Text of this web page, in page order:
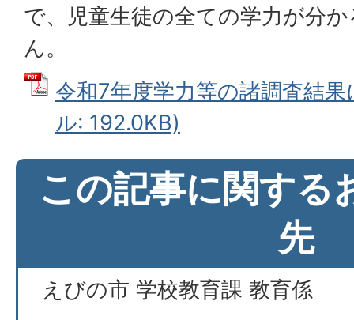
で、児童生徒の全ての学力が分
ん。
令和7年度学力等の諸調査結
ル: 192.0KB)
この記事に関する
先
えびの市 学校教育課 教育係